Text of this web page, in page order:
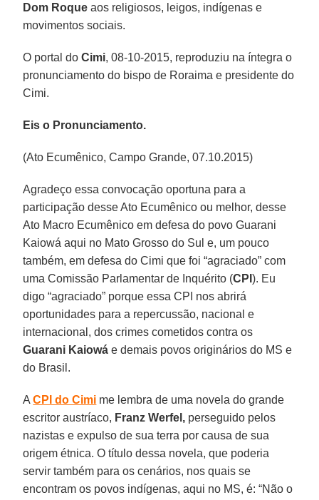
Dom Roque aos religiosos, leigos, indígenas e
movimentos sociais.
O portal doCimi, 08-10-2015, reproduziu na íntegra o
pronunciamento do bispo de Roraima e presidente do
Cimi.
Eis o Pronunciamento.
(Ato Ecumênico, Campo Grande, 07.10.2015)
Agradeço essa convocação oportuna para a
participação desse Ato Ecumênico ou melhor, desse
Ato Macro Ecumênico em defesa do povo Guarani
Kaiowá aqui no Mato Grosso do Sul e, um pouco
também, em defesa do Cimi que foi “agraciado” com
uma Comissão Parlamentar de Inquérito (CPI). Eu
digo “agraciado” porque essa CPI nos abrirá
oportunidades para a repercussão, nacional e
internacional, dos crimes cometidos contra os
Guarani Kaiowá e demais povos originários do MS e
do Brasil.
ACPI do Cimi me lembra de uma novela do grande
escritor austríaco, Franz Werfel, perseguido pelos
nazistas e expulso de sua terra por causa de sua
origem étnica. O título dessa novela, que poderia
servir também para os cenários, nos quais se
encontram os povos indígenas, aqui no MS, é: “Não o